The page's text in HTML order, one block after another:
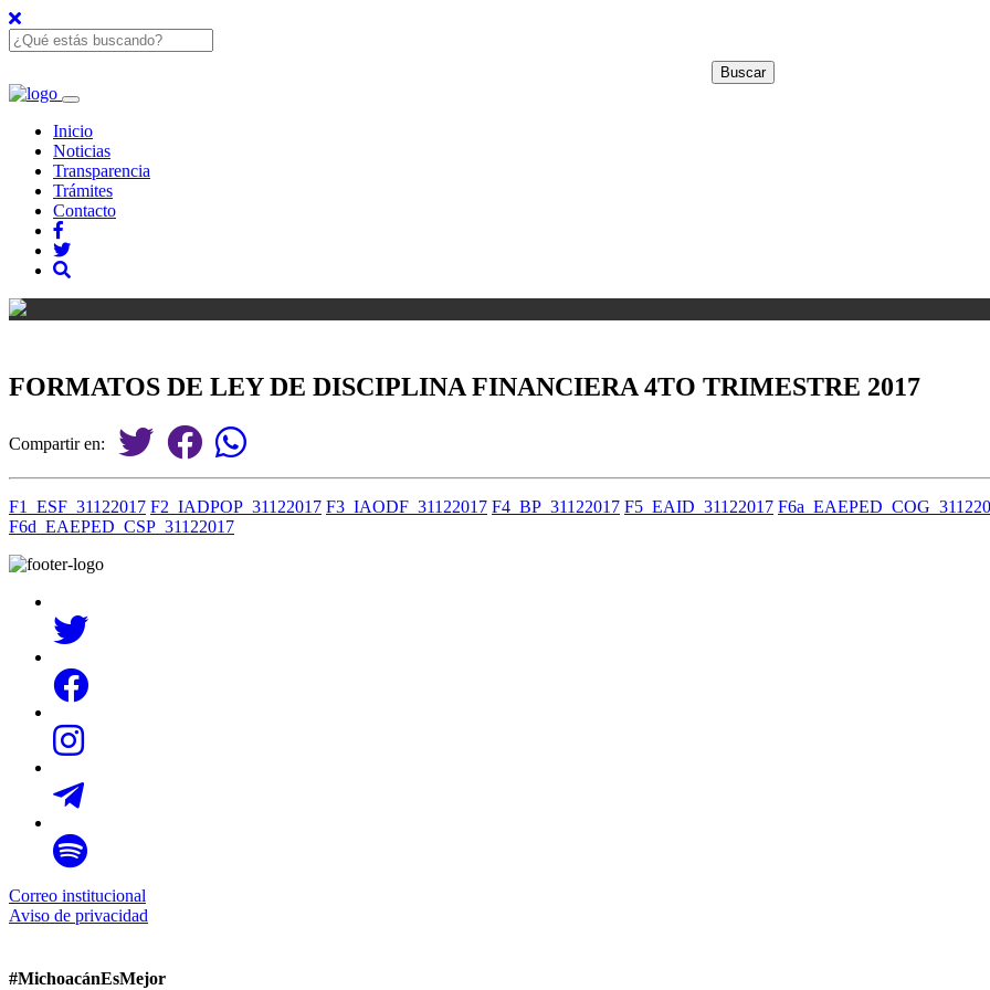
Inicio
Noticias
Transparencia
Trámites
Contacto
FORMATOS DE LEY DE DISCIPLINA FINANCIERA 4TO TRIMESTRE 2017
Compartir en:
F1_ESF_31122017 F2_IADPOP_31122017 F3_IAODF_31122017 F4_BP_31122017 F5_EAID_31122017
F6d_EAEPED_CSP_31122017
Correo institucional
Aviso de privacidad
#MichoacánEsMejor